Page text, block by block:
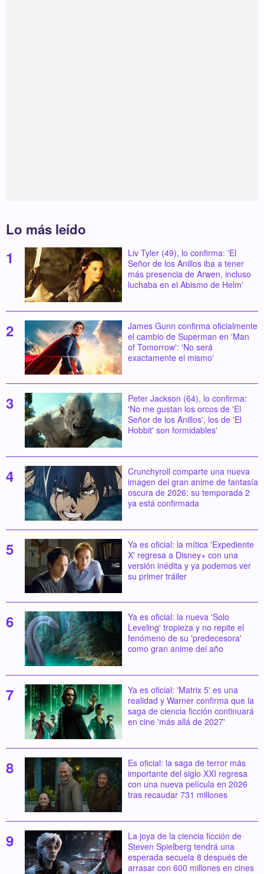
Lo más leído
Liv Tyler (49), lo confirma: 'El
Señor de los Anillos iba a tener
más presencia de Arwen, incluso
luchaba en el Abismo de Helm'
James Gunn confirma oficialmente
el cambio de Superman en 'Man
of Tomorrow': 'No será
exactamente el mismo'
Peter Jackson (64), lo confirma:
'No me gustan los orcos de 'El
Señor de los Anillos', los de 'El
Hobbit' son formidables'
Crunchyroll comparte una nueva
imagen del gran anime de fantasía
oscura de 2026: su temporada 2
ya está confirmada
Ya es oficial: la mítica 'Expediente
X' regresa a Disney+ con una
versión inédita y ya podemos ver
su primer tráiler
Ya es oficial: la nueva 'Solo
Leveling' tropieza y no repite el
fenómeno de su 'predecesora'
como gran anime del año
Ya es oficial: 'Matrix 5' es una
realidad y Warner confirma que la
saga de ciencia ficción continuará
en cine 'más allá de 2027'
Es oficial: la saga de terror más
importante del siglo XXI regresa
con una nueva película en 2026
tras recaudar 731 millones
La joya de la ciencia ficción de
Steven Spielberg tendrá una
esperada secuela 8 después de
arrasar con 600 millones en cines